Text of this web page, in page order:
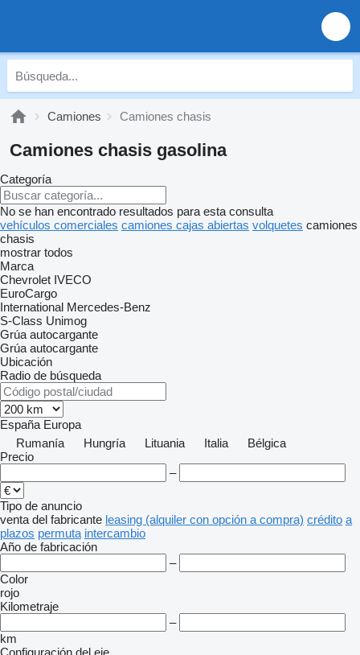
Camiones Camiones chasis
Camiones chasis gasolina
Categoría
No se han encontrado resultados para esta consulta
vehículos comerciales camiones cajas abiertas volquetes camiones
chasis
mostrar todos
Marca
Chevrolet IVECO
EuroCargo
International Mercedes-Benz
S-Class Unimog
Grúa autocargante
Grúa autocargante
Ubicación
Radio de búsqueda
España Europa
Rumanía
Hungría Lituania Italia
Bélgica
Precio
–
Tipo de anuncio
venta del fabricante leasing (alquiler con opción a compra) crédito a
plazos permuta intercambio
Año de fabricación
–
Color
rojo
Kilometraje
–
km
Configuración del eje